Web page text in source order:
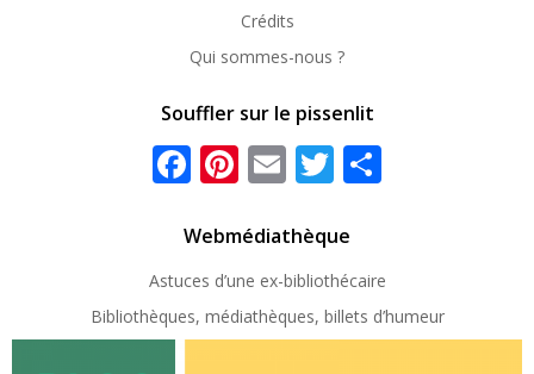
Crédits
Qui sommes-nous ?
Souffler sur le pissenlit
Facebook
Pinterest
EmailTwitter
Webmédiathèque
Astuces d’une ex-bibliothécaire
Bibliothèques, médiathèques, billets d’humeur